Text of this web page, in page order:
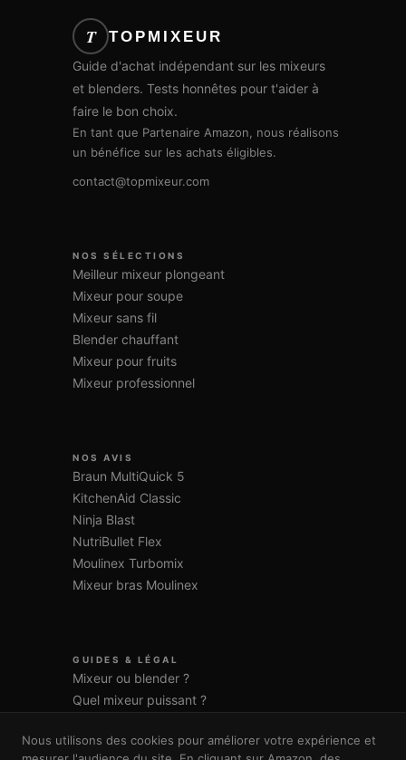
Nous utilisons des cookies pour améliorer votre expérience et
T TOPMIXEUR
Guide d'achat indépendant sur les mixeurs
et blenders. Tests honnêtes pour t'aider à
faire le bon choix.
En tant que Partenaire Amazon, nous réalisons
un bénéfice sur les achats éligibles.
contact@topmixeur.com
NOS SÉLECTIONS
Meilleur mixeur plongeant
Mixeur pour soupe
Mixeur sans fil
Blender chauffant
Mixeur pour fruits
Mixeur professionnel
NOS AVIS
Braun MultiQuick 5
KitchenAid Classic
Ninja Blast
NutriBullet Flex
Moulinex Turbomix
Mixeur bras Moulinex
GUIDES & LÉGAL
Mixeur ou blender ?
Quel mixeur puissant ?
Mentions légales